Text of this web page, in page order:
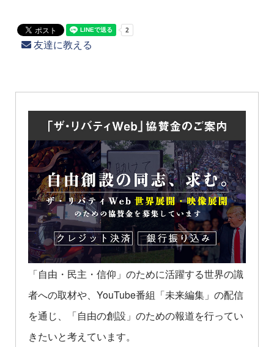
友達に教える
「自由・民主・信仰」のために活躍する世界の識
者への取材や、YouTube番組「未来編集」の配信
を通じ、「自由の創設」のための報道を行ってい
きたいと考えています。